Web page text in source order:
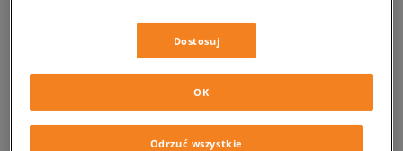
WMNS AIR JORDAN 1 MID SEDostosuj
Odrzuć wszystkie
OK